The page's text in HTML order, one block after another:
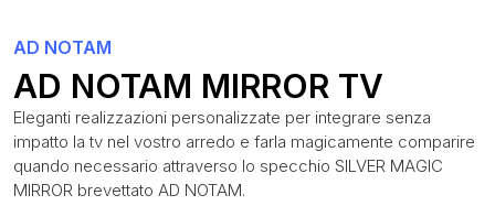
AD NOTAM
AD NOTAM MIRROR TV
Eleganti realizzazioni personalizzate per integrare senza
impatto la tv nel vostro arredo e farla magicamente comparire
quando necessario attraverso lo specchio SILVER MAGIC
MIRROR brevettato AD NOTAM.